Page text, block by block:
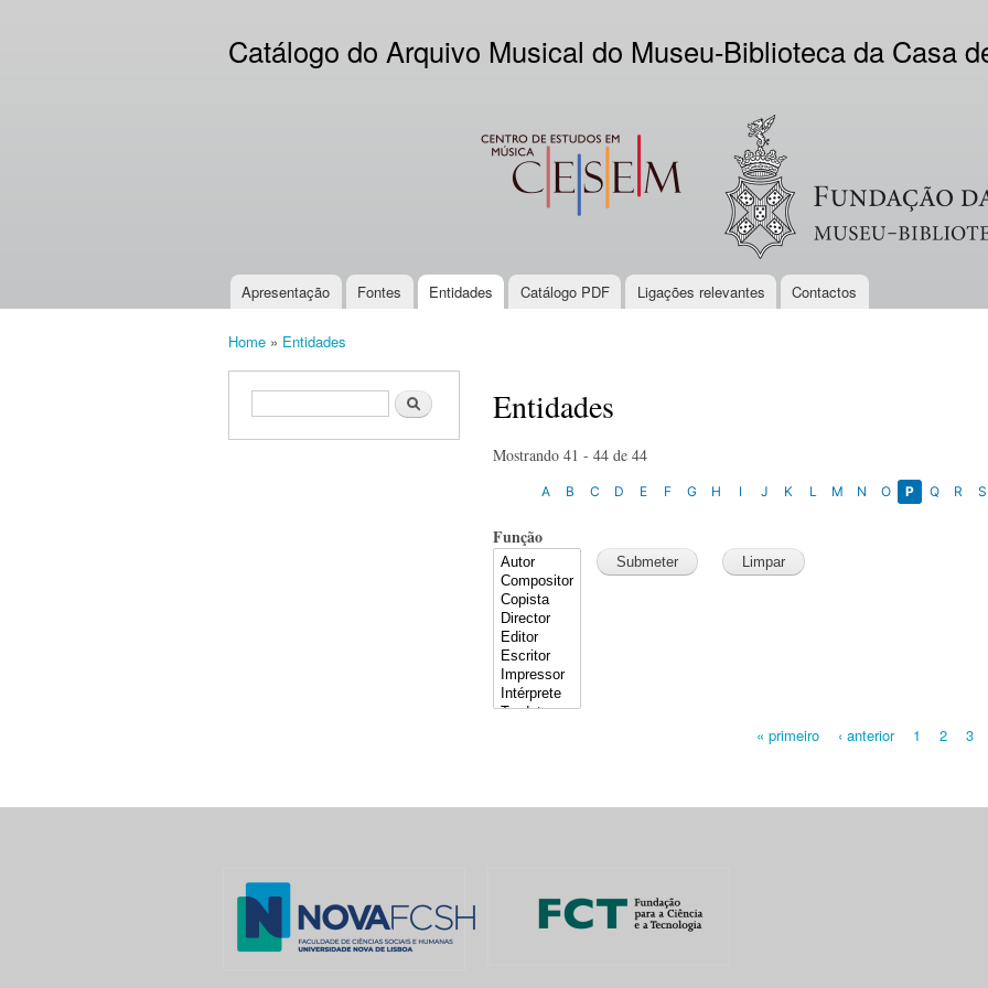
content
Catálogo do Arquivo Musical do Museu-Biblioteca da Casa
CESEM Logo VV
Main menu
Apresentação Fontes Entidades Catálogo PDF Ligações relevantes Contactos
Home » Entidades
Search form Search Entidades
Mostrando 41 - 44 de 44
A B C D E F G H I J K L M N O P Q R S
Função
« primeiro ‹ anterior 1 2 3